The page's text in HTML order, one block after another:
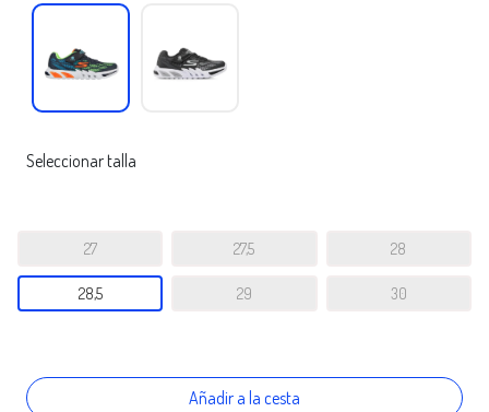
Seleccionar talla
27 27,5 28
28,5 29 30